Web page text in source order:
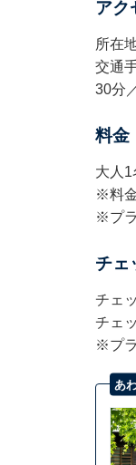
アク
所在
交通
30分
料金
大人1
※料
※プ
チェ
チェ
チェ
※プ
あ